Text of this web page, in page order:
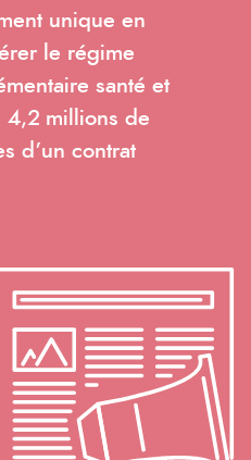
unique en
le régime
santé et
4,2 millions de
d’un contrat